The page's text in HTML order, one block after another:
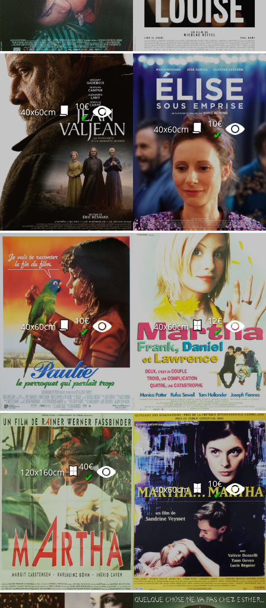
40x60cm
10€
✔
40x60cm
10€
✔
40x60cm
10€
✔ 40x60cm
12€
✔
120x160cm
40€
✔
40x60cm
10€
✔